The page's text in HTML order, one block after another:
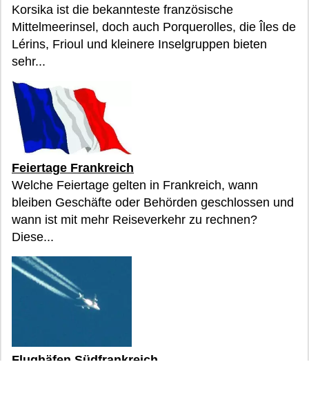
Korsika ist die bekannteste französische
Mittelmeerinsel, doch auch Porquerolles, die Îles de
Lérins, Frioul und kleinere Inselgruppen bieten
sehr...
Feiertage Frankreich
Welche Feiertage gelten in Frankreich, wann
bleiben Geschäfte oder Behörden geschlossen und
wann ist mit mehr Reiseverkehr zu rechnen?
Diese...
Flughäfen Südfrankreich